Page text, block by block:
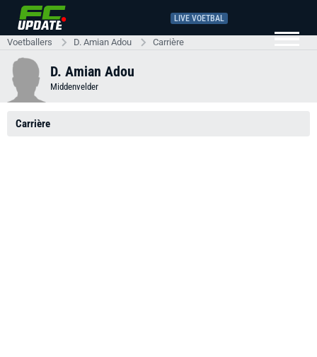
LIVE VOETBAL
Voetballers D. Amian Adou Carrière
D. Amian Adou
Middenvelder
Carrière